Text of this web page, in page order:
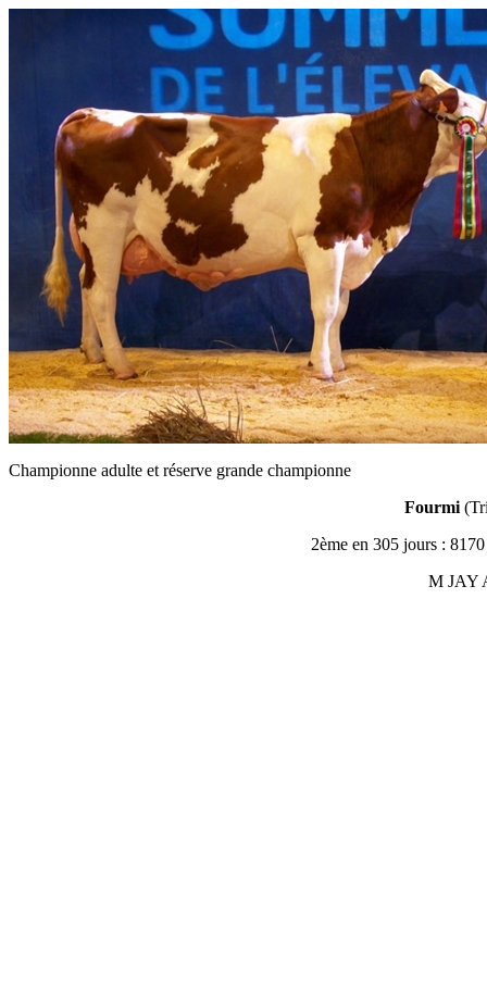
Championne adulte et réserve grande championne
Fourmi (
2ème en 305 jours :
M JAY